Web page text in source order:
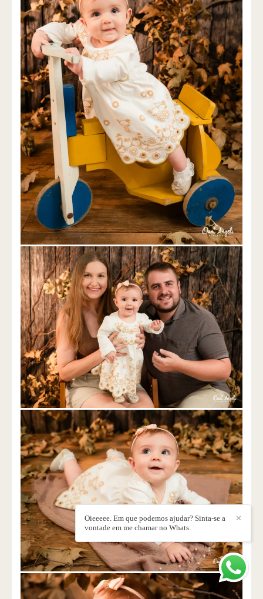
✕
Oieeeee. Em que podemos ajudar? Sinta-se a
vontade em me chamar no Whats.